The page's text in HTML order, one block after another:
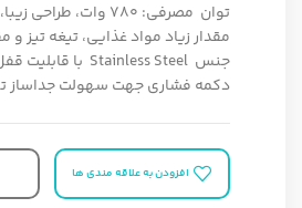
توان مصرفی: 780 وات، طراحی زيبا،
مقدار زياد مواد غذايی،تيغهتیز و
جنس
با قابليت
دکمه فشاري جهت سهولت جداساز
افزودن به علاقه مندی ها